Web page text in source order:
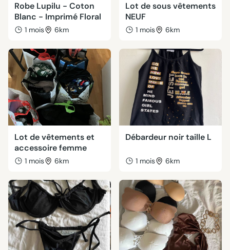
Robe Lupilu - Coton
Blanc - Imprimé Floral
1 mois 6km
Lot de sous vêtements
NEUF
1 mois 6km
Lot de vêtements et
accessoire femme
1 mois 6km
Débardeur noir taille L
1 mois 6km